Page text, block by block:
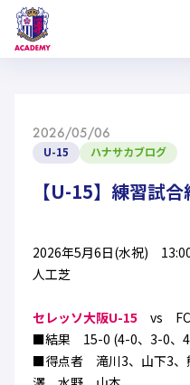
NEWS
U-12
ガールズU-15
試合日程
西U-15
U-18
スタッフ
セレクション
フィロソフィー
2026/05/06
U-15 ハナサカブログ
【U-15】練習試
2026年5月6日(水祝)
人工芝
セレッソ大阪U-15 vs FC
■結果 15-0 (4-0、3-0、
■得点者 滝川3、山下3、